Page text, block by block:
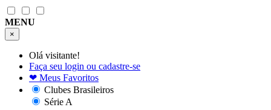
MENU
×
Olá visitante!
Faça seu login ou cadastre-se
❤ Meus Favoritos
Clubes Brasileiros
Série A